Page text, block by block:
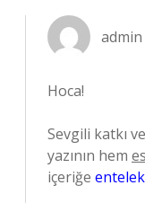
admin
Hoca!
Sevgili katkı
yazının hem
içeriğe